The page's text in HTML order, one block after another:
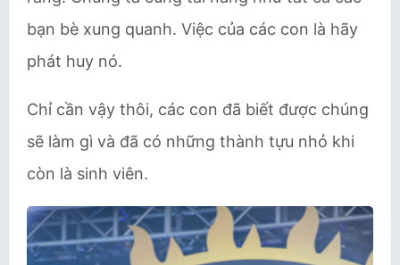
bạn bè xung quanh. Việc của các con là hãy
phát huy nó.
Chỉ cần vậy thôi, các con đã biết được chúng
sẽ làm gì và đã có những thành tựu nhỏ khi
còn là sinh viên.